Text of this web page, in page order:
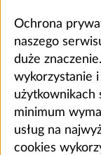
Ochrona
naszego
duże
wykorzystanie
użytkownikach
minimum
usług na
cookies